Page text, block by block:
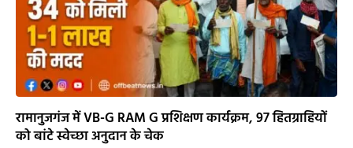
रामानुजगंज में VB-G RAM G प्रशिक्षण कार्यक्रम, 97 हितग्राहियों
को बांटे स्वेच्छा अनुदान के चेक